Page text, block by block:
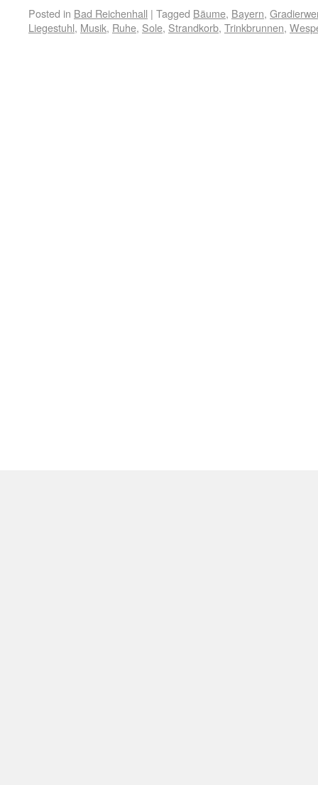
Posted in Bad Reichenhall | Tagged Bäume, Bayern,
Liegestuhl, Musik, Ruhe, Sole, Strandkorb, Trinkbrunnen,